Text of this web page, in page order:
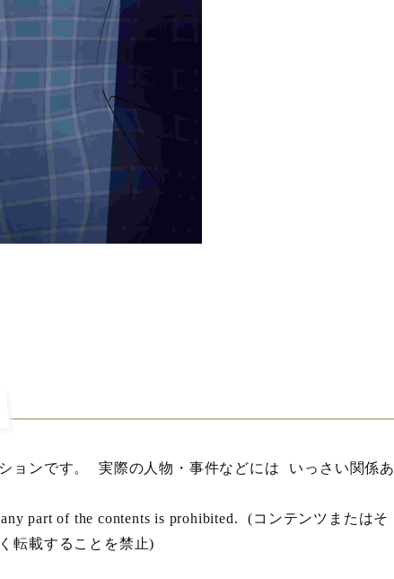
ョンです。 実際の人物・事件などには いっさい関係あ
part of the contents is prohibited. (コンテンツまたはそ
転載することを禁止)